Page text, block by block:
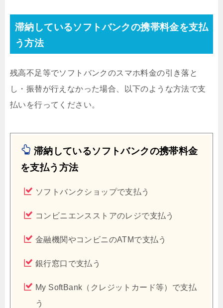
滞納しているソフトバンクの携帯料金を支払
う方法
残高不足等でソフトバンクのスマホ料金の引き落と
し・振替が行えなかった場合、以下のような方法で支
払いを行ってください。
滞納しているソフトバンクの携帯料金
を支払う方法
ソフトバンクショップで支払う
コンビニエンスストアのレジで支払う
金融機関やコンビニのATMで支払う
銀行窓口で支払う
My SoftBank（クレジットカード等）で支払
う